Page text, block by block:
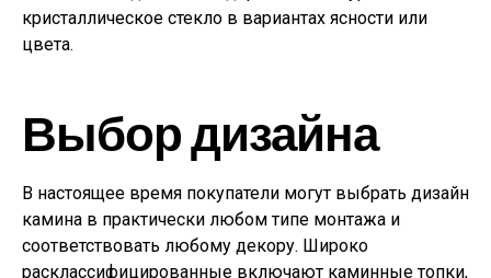
кристаллическое стекло в вариантах ясности или
цвета.
Выбор дизайна
В настоящее время покупатели могут выбрать дизайн
камина в практически любом типе монтажа и
соответствовать любому декору. Широко
расклассифицированные включают каминные топки,